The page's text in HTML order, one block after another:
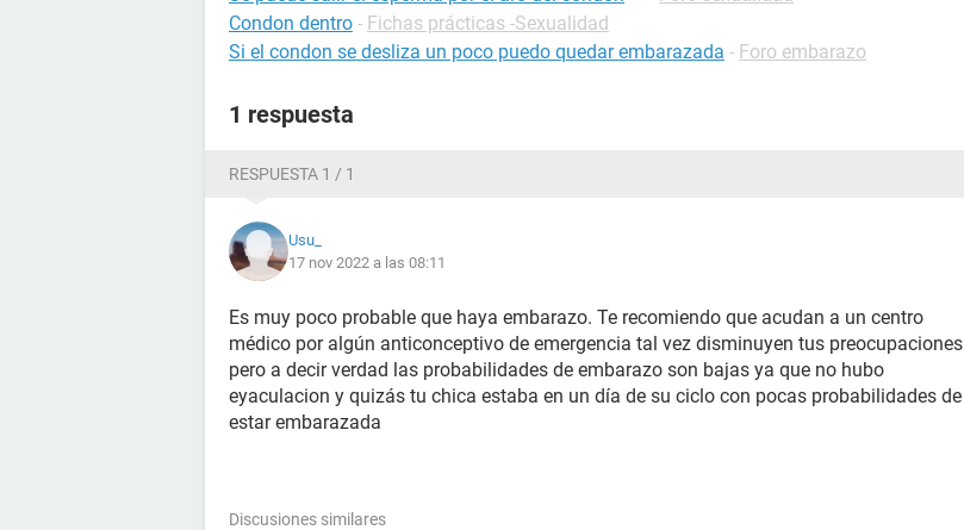
Condon dentro - Fichas prácticas -Sexualidad
Si el condon se desliza un poco puedo quedar embarazada - Foro embarazo
1 respuesta
RESPUESTA 1 / 1
Usu_
17 nov 2022 a las 08:11
Es muy poco probable que haya embarazo. Te recomiendo que acudan a un centro
médico por algún anticonceptivo de emergencia tal vez disminuyen tus preocupaciones
pero a decir verdad las probabilidades de embarazo son bajas ya que no hubo
eyaculacion y quizás tu chica estaba en un día de su ciclo con pocas probabilidades de
estar embarazada
Discusiones similares